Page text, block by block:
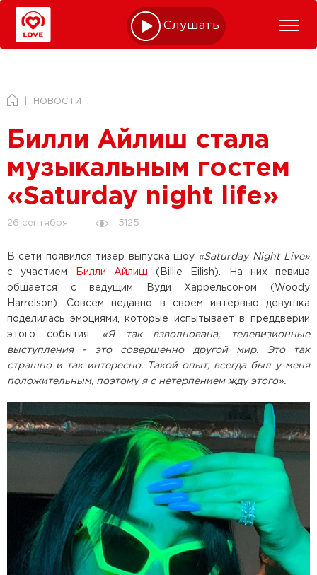
Слушать online
НОВОСТИ
Билли Айлиш стала
музыкальным гостем
«Saturday night life»
26 сентября 5125
В сети появился тизер выпуска шоу «Saturday Night Live»
с участием
Билли Айлиш (Billie Eilish). На них певица
общается с ведущим Вуди Харрельсоном (Woody
Harrelson). Совсем недавно в своем интервью девушка
поделилась эмоциями, которые испытывает в преддверии
этого события: «Я так взволнована, телевизионные
выступления - это совершенно другой мир. Это так
страшно и так интересно. Такой опыт, всегда был у меня
положительным, поэтому я с нетерпением жду этого».